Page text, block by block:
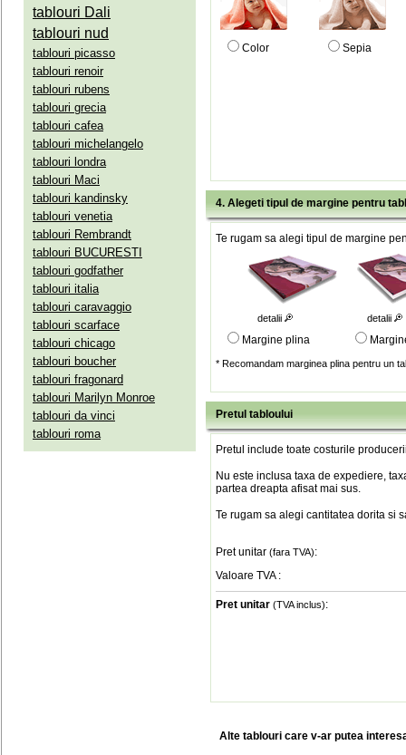
tablouri Dali
tablouri nud
tablouri picasso
tablouri renoir
tablouri rubens
tablouri grecia
tablouri cafea
tablouri michelangelo
tablouri londra
tablouri Maci
tablouri kandinsky
tablouri venetia
tablouri Rembrandt
tablouri BUCURESTI
tablouri godfather
tablouri italia
tablouri caravaggio
tablouri scarface
tablouri chicago
tablouri boucher
tablouri fragonard
tablouri Marilyn Monroe
tablouri da vinci
tablouri roma
Color Sepia
4. Alegeti tipul de margine pentru
Te rugam sa alegi tipul de margine
detalii detalii
Margine plina
* Recomandam marginea plina pentru un
Pretul tabloului
Pretul include toate costurile
Nu este inclusa taxa de expediere,
partea dreapta afisat mai sus.
Te rugam sa alegi cantitatea dorita si
Pret unitar (fara TVA):
Valoare TVA :
Pret unitar (TVA inclus):
Alte tablouri care v-ar putea